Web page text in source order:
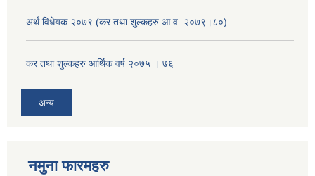
अर्थ विधेयक २०७९ (कर तथा शुल्कहरु आ.व. २०७९।८०)
कर तथा शुल्कहरु आर्थिक वर्ष २०७५ । ७६
अन्य
नमुना फारमहरु